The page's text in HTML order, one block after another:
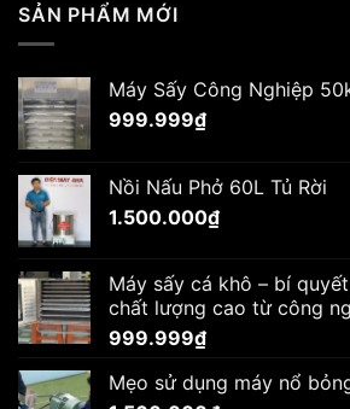
SẢN PHẨM MỚI
Máy Sấy Công Nghiệp
999.999₫
Nồi Nấu Phở 60L Tủ Rời
1.500.000₫
Máy sấy cá khô – bí
chất lượng cao từ công
999.999₫
Mẹo sử dụng máy nổ